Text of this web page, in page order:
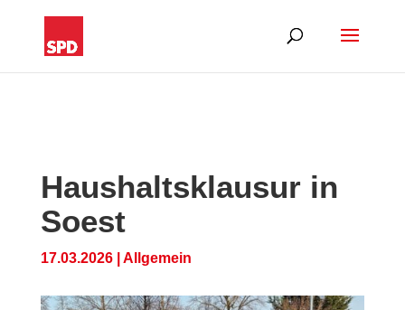
Haushaltsklausur in
Soest
17.03.2026| Allgemein